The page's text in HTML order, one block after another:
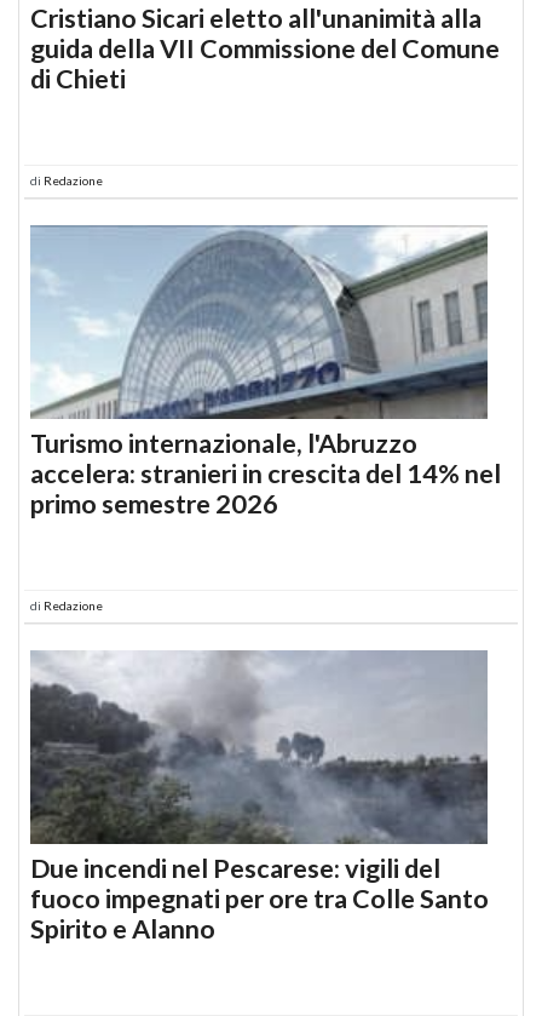
Cristiano Sicari eletto all'unanimità alla
guida della VII Commissione del Comune
di Chieti
di Redazione
Turismo internazionale, l'Abruzzo
accelera: stranieri in crescita del 14% nel
primo semestre 2026
di Redazione
Due incendi nel Pescarese: vigili del
fuoco impegnati per ore tra Colle Santo
Spirito e Alanno